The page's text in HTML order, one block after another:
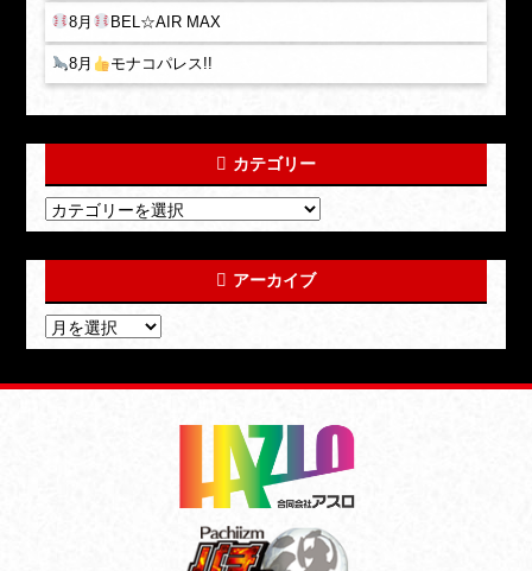
8月 BEL☆AIR MAX
8月 モナコパレス!!
カテゴリー
アーカイブ